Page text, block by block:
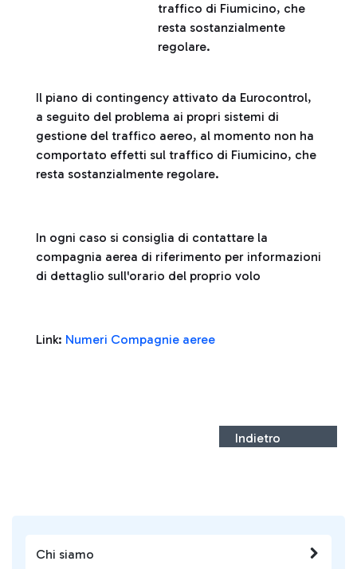
Chi siamo
traffico di Fiumicino, che
resta sostanzialmente
regolare.
Il piano di contingency attivato da Eurocontrol,
a seguito del problema ai propri sistemi di
gestione del traffico aereo, al momento non ha
comportato effetti sul traffico di Fiumicino, che
resta sostanzialmente regolare.
In ogni caso si consiglia di contattare la
compagnia aerea di riferimento per informazioni
di dettaglio sull'orario del proprio volo
Link: Numeri Compagnie aeree
Indietro